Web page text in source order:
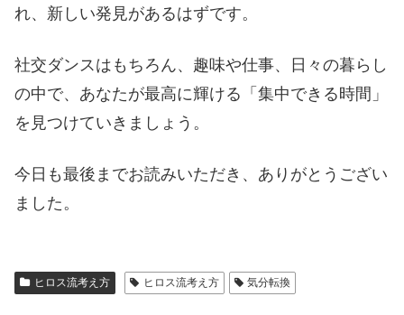
れ、新しい発見があるはずです。
社交ダンスはもちろん、趣味や仕事、日々の暮らし
の中で、あなたが最高に輝ける「集中できる時間」
を見つけていきましょう。
今日も最後までお読みいただき、ありがとうござい
ました。
ヒロス流考え方 ヒロス流考え方 気分転換